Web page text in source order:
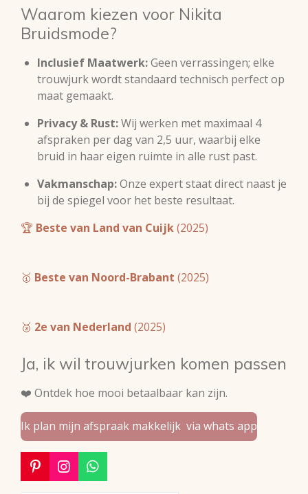
Waarom kiezen voor Nikita
Bruidsmode?
Inclusief Maatwerk:Geen verrassingen; elke
trouwjurk wordt standaard technisch perfect op
maat gemaakt.
Privacy & Rust:Wij werken met maximaal 4
afspraken per dag van 2,5 uur, waarbij elke
bruid in haar eigen ruimte in alle rust past.
Vakmanschap:Onze expert staat direct naast je
bij de spiegel voor het beste resultaat.
🏆 Beste van Land van Cuijk(2025)
🥇 Beste van Noord-Brabant (2025)
🥈 2e van Nederland (2025)
Ja, ik wil trouwjurken komen passen
❤️ Ontdek hoe mooi betaalbaar kan zijn.
Ik plan mijn afspraak makkelijk via whats app
P
i
I
n
W
h